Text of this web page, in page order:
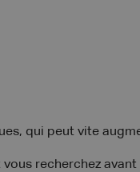
qui peut vite
recherchez